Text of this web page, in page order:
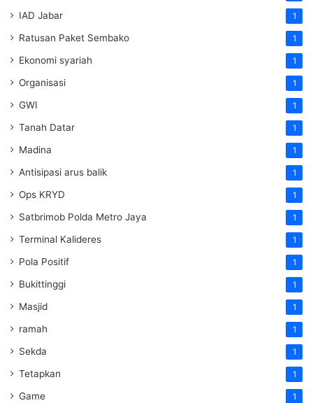
IAD Jabar 1
Ratusan Paket Sembako 1
Ekonomi syariah 1
Organisasi 1
GWI 1
Tanah Datar 1
Madina 1
Antisipasi arus balik 1
Ops KRYD 1
Satbrimob Polda Metro Jaya 1
Terminal Kalideres 1
Pola Positif 1
Bukittinggi 1
Masjid 1
ramah 1
Sekda 1
Tetapkan 1
Game 1